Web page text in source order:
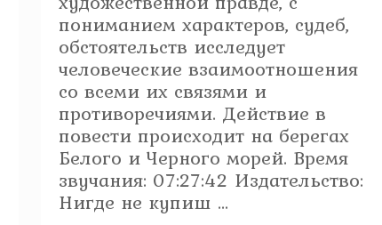
пониманием характеров, судеб,
обстоятельств исследует
человеческие взаимоотношения
со всеми их связями и
противоречиями. Действие в
повести происходит на берегах
Белого и Черного морей. Время
звучания: 07:27:42 Издательство:
Нигде не купиш ...